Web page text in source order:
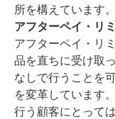
所を構えています。
アフターペイ・リ
アフターペイ・リ
品を直ちに受け取
なしで行うことを
を変革しています
行う顧客にとって